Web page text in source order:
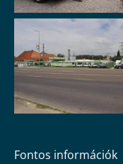
Fontos információk